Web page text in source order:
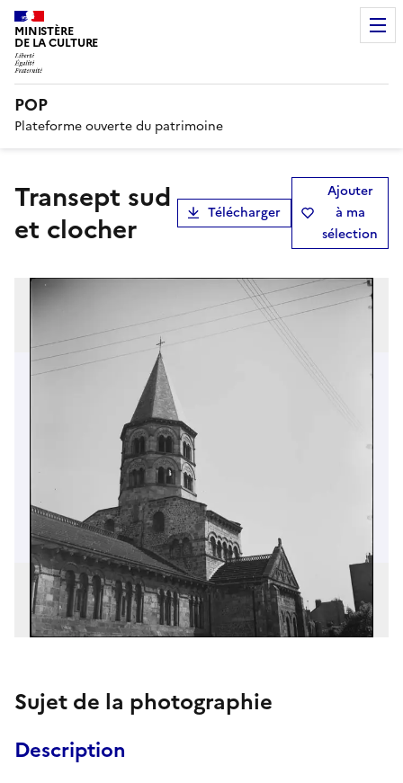
MINISTÈRE
DE LA CULTURE
POP
Plateforme ouverte du patrimoine
Transept sud
et clocher
Télécharger
Ajouter
à ma
sélection
Sujet de la photographie
Description